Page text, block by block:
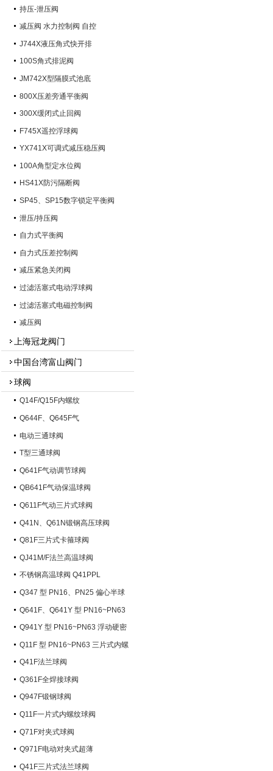
持压-泄压阀
减压阀 水力控制阀 自控
J744X液压角式快开排
100S角式排泥阀
JM742X型隔膜式池底
800X压差旁通平衡阀
300X缓闭式止回阀
F745X遥控浮球阀
YX741X可调式减压稳压阀
100A角型定水位阀
HS41X防污隔断阀
SP45、SP15数字锁定平衡阀
泄压/持压阀
自力式平衡阀
自力式压差控制阀
减压紧急关闭阀
过滤活塞式电动浮球阀
过滤活塞式电磁控制阀
减压阀
上海冠龙阀门
中国台湾富山阀门
球阀
Q14F/Q15F内螺纹
Q644F、Q645F气
电动三通球阀
T型三通球阀
Q641F气动调节球阀
QB641F气动保温球阀
Q611F气动三片式球阀
Q41N、Q61N锻钢高压球阀
Q81F三片式卡箍球阀
QJ41M/F法兰高温球阀
不锈钢高温球阀 Q41PPL
Q347 型 PN16、PN25 偏心半球
阀Q641F、Q641Y 型 PN16~PN63
气动球阀
Q941Y 型 PN16~PN63 浮动硬密
封电动球阀
Q11F 型 PN16~PN63 三片式内螺
纹球阀
Q41F法兰球阀
Q361F全焊接球阀
Q947F锻钢球阀
Q11F一片式内螺纹球阀
Q71F对夹式球阀
Q971F电动对夹式超薄
Q41F三片式法兰球阀